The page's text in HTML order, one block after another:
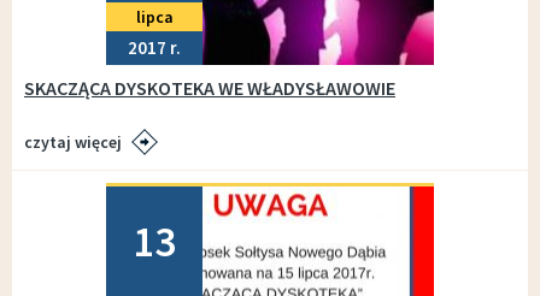
lipca
2017
SKACZĄCA DYSKOTEKA WE WŁADYSŁAWOWIE
czytaj więcej
13